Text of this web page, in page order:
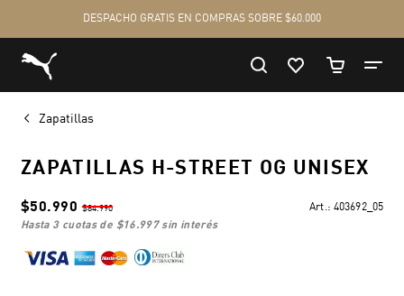
Zapatillas
ZAPATILLAS H-STREET OG UNISEX
$50.990 $84.990 Art.: 403692_05
hasta 3 cuotas de $16.997sin interés